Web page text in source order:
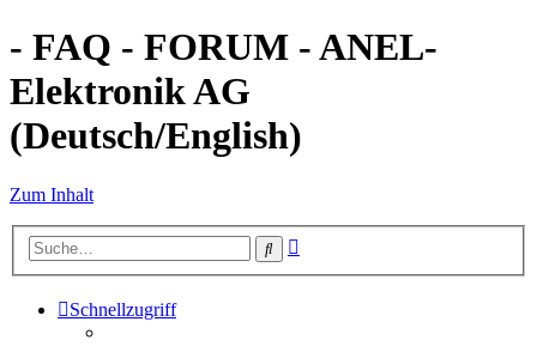
- FAQ - FORUM - ANEL-
Elektronik AG
(Deutsch/English)
Zum Inhalt
Suche
Schnellzugriff